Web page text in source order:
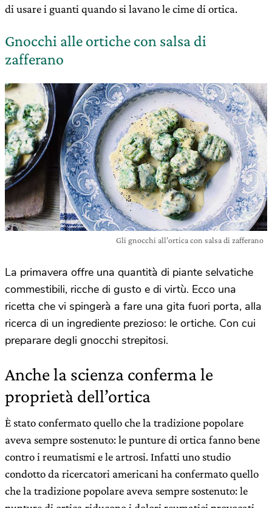
di usare i guanti quando si lavano le cime di ortica.
Gnocchi alle ortiche con salsa di
zafferano
Gli gnocchi all’ortica con salsa di zafferano
La primavera offre una quantità di piante selvatiche
commestibili, ricche di gusto e di virtù. Ecco una
ricetta che vi spingerà a fare una gita fuori porta, alla
ricerca di un ingrediente prezioso: le ortiche. Con cui
preparare degli gnocchi strepitosi.
Anche la scienza conferma le
proprietà dell’ortica
È stato confermato quello che la tradizione popolare
aveva sempre sostenuto: le punture di ortica fanno bene
contro i reumatismi e le artrosi. Infatti uno studio
condotto da ricercatori americani ha confermato quello
che la tradizione popolare aveva sempre sostenuto: le